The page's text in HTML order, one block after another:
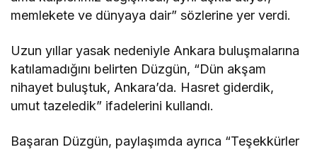
memlekete ve dünyaya dair” sözlerine yer verdi.
Uzun yıllar yasak nedeniyle Ankara buluşmalarına
katılamadığını belirten Düzgün, “Dün akşam
nihayet buluştuk, Ankara’da. Hasret giderdik,
umut tazeledik” ifadelerini kullandı.
Başaran Düzgün, paylaşımda ayrıca “Teşekkürler